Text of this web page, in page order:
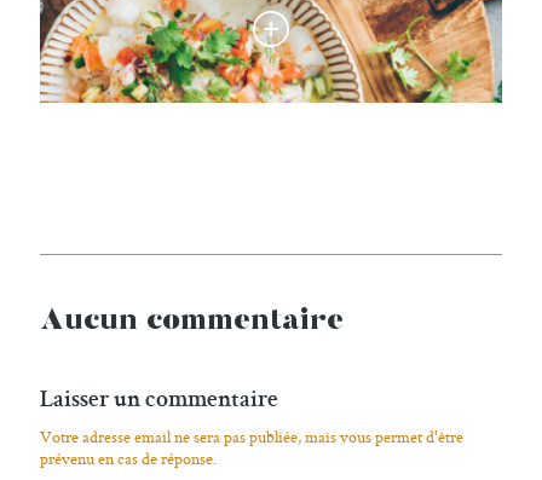
Aucun commentaire
Laisser un commentaire
Votre adresse email ne sera pas publiée, mais vous permet d'être
prévenu en cas de réponse.